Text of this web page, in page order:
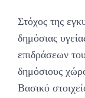
Στόχος της
δημόσιας
επιδράσεων
δημόσιους
Βασικό